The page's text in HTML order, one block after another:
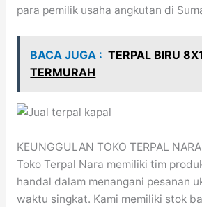
para pemilik usaha angkutan di
BACA JUGA : TERPAL BIRU
TERMURAH
KEUNGGULAN TOKO TERPAL NARA
Toko Terpal Nara memiliki tim
handal dalam menangani pesanan
waktu singkat. Kami memiliki stok